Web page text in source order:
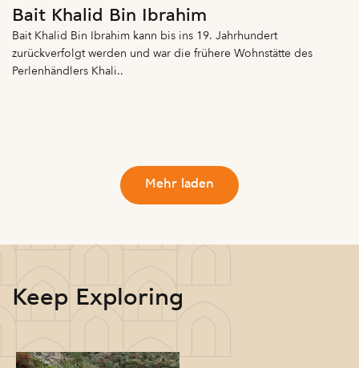
Bait Khalid Bin Ibrahim
Bait Khalid Bin Ibrahim kann bis ins 19. Jahrhundert
zurückverfolgt werden und war die frühere Wohnstätte des
Perlenhändlers Khali..
Mehr laden
Keep Exploring